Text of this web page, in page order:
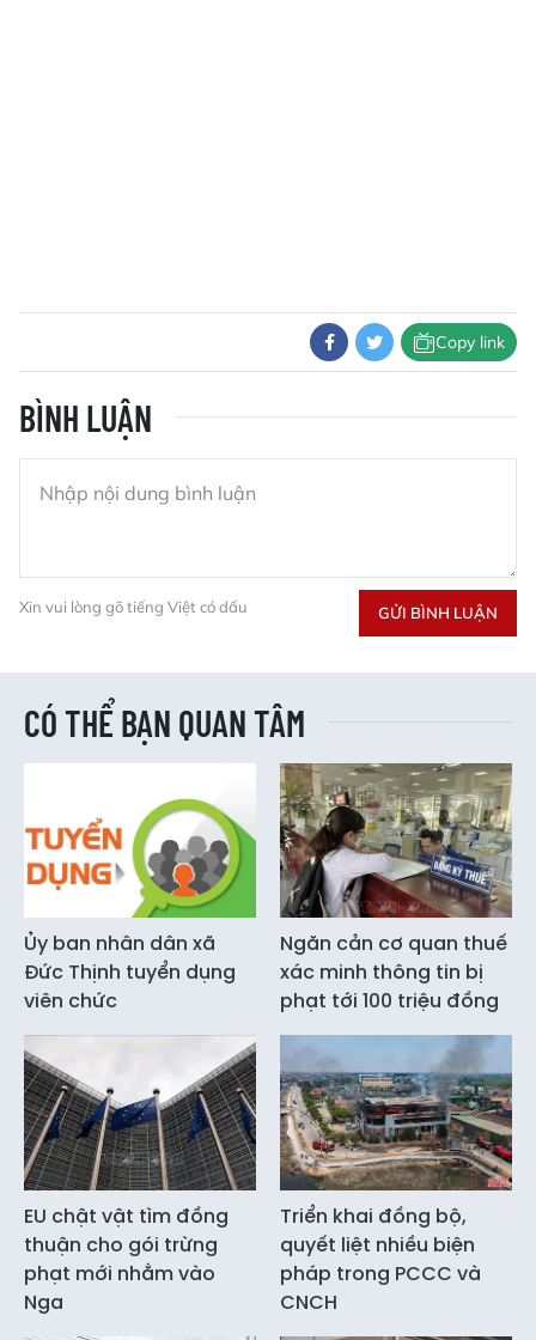
Copy link
BÌNH LUẬN
Xin vui lòng gõ tiếng Việt có dấu GỬI BÌNH LUẬN
CÓ THỂ BẠN QUAN TÂM
Ủy ban nhân dân xã
Đức Thịnh tuyển dụng
viên chức
Ngăn cản cơ quan thuế
xác minh thông tin bị
phạt tới 100 triệu đồng
EU chật vật tìm đồng
thuận cho gói trừng
phạt mới nhằm vào
Nga
Triển khai đồng bộ,
quyết liệt nhiều biện
pháp trong PCCC và
CNCH